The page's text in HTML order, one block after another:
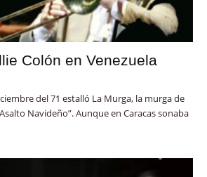
Colón en Venezuela
del 71 estalló La Murga, la murga de
Navideño”. Aunque en Caracas sonaba